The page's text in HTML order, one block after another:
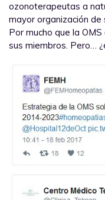
ozonoterapeutas a
mayor organización de
Por mucho que la
sus miembros. Pero…